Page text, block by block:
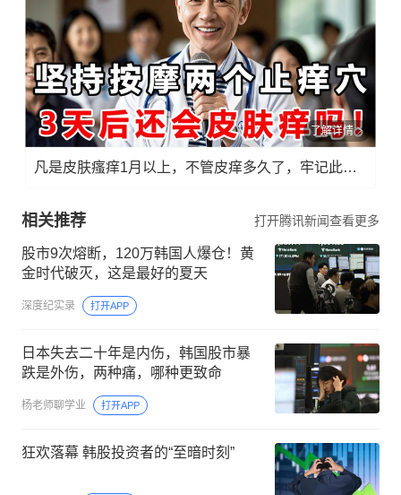
了解详情
凡是皮肤瘙痒1月以上，不管皮痒多久了，牢记此法，快！准！狠！
相关推荐 打开腾讯新闻查看更多
股市9次熔断，120万韩国人爆仓！黄
金时代破灭，这是最好的夏天
深度纪实录 打开APP
日本失去二十年是内伤，韩国股市暴
跌是外伤，两种痛，哪种更致命
杨老师聊学业 打开APP
狂欢落幕 韩股投资者的“至暗时刻”